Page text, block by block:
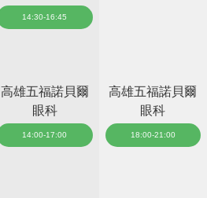
14:30-16:45
高雄五福諾貝爾
眼科
14:00-17:00
高雄五福諾貝爾
眼科
18:00-21:00